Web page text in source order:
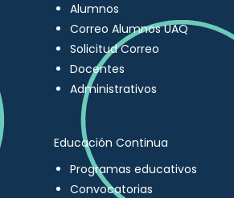
Alumnos
Correo Alumnos UAQ
Solicitud Correo
Docentes
Administrativos
Educación Continua
Programas educativos
Convocatorias